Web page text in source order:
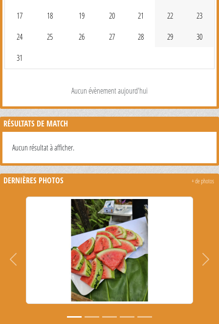
17 18 19 20 21 22 23
24 25 26 27 28 29 30
31
Aucun évènement aujourd'hui
RÉSULTATS DE MATCH
Aucun résultat à afficher.
DERNIÈRES PHOTOS
Précedent
+ de photos